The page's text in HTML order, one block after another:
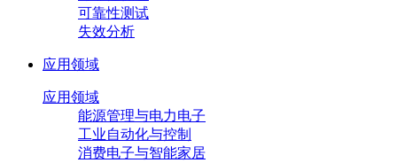
可靠性测试
失效分析
应用领域
应用领域
能源管理与电力电子
工业自动化与控制
消费电子与智能家居